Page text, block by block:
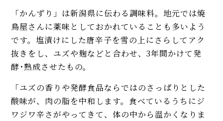
「かんずり」は新潟県に伝わる調味料。地元では焼
鳥屋さんに薬味としておかれていることも多いよう
です。塩漬けにした唐辛子を雪の上にさらしてアク
抜きをし、ユズや麹などと合わせ、3年間かけて発
酵･熟成させたもの。
「ユズの香りや発酵食品ならではのさっぱりとした
酸味が、肉の脂を中和します。食べているうちにジ
ワジワ辛さがやってきて、体の中から温かくなりま